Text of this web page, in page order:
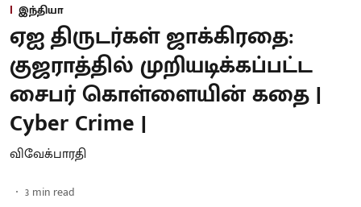
இந்தியா
ஏஐ திருடர்கள் ஜாக்கிரதை:
குஜராத்தில் முறியடிக்கப்பட்ட
சைபர் கொள்ளையின் கதை |
Cyber Crime |
விவேக்பாரதி
3 min read